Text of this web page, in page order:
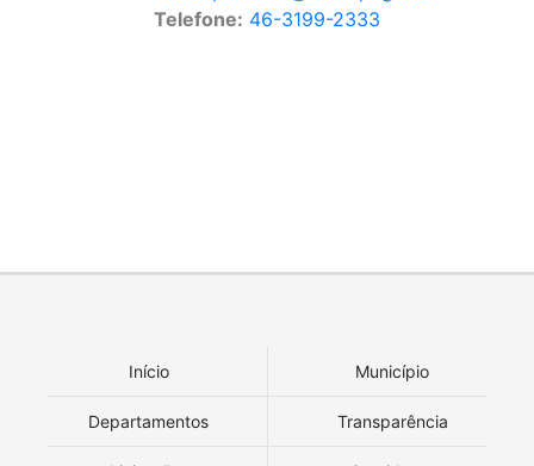
Telefone: 46-3199-2333
Início Município
Departamentos Transparência